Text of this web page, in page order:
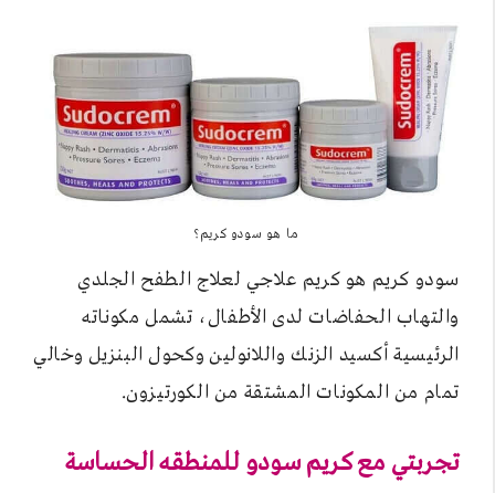
ما هو سودو كريم؟
سودو كريم هو كريم علاجي لعلاج الطفح الجلدي
والتهاب الحفاضات لدى الأطفال، تشمل مكوناته
الرئيسية أكسيد الزنك واللانولين وكحول البنزيل وخالي
تمام من المكونات المشتقة من الكورتيزون.
تجربتي مع كريم سودو للمنطقه الحساسة